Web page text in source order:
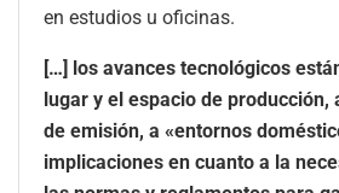
en estudios u oficinas.
[…] los avances tecnológicos
lugar y el espacio de producción,
de emisión, a «entornos
implicaciones en cuanto a la